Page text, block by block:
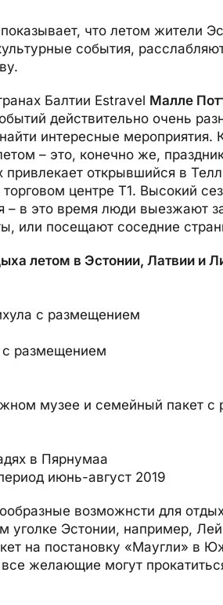
что летом жители
события,
Балтии Estravel Малле
действительно очень
интересные мероприятия.
– это, конечно же,
привлекает открывшийся в
центре T1. Высокий
– в это время люди выезжают
или посещают соседние
летом в Эстонии, Латвии и
с размещением
с размещением
музее и семейный пакет с
в Пярнумаа
июнь-август 2019
возможнсти для
уголке Эстонии, например,
на постановку «Маугли» в
желающие могут